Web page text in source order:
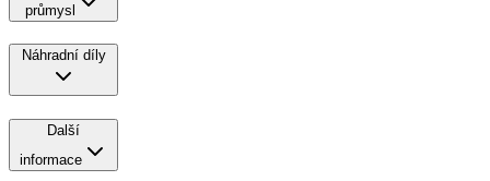
průmysl
Náhradní díly
Další
informace